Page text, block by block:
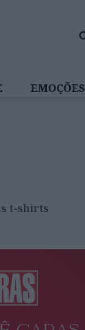
EMOÇÕES
t-shirts